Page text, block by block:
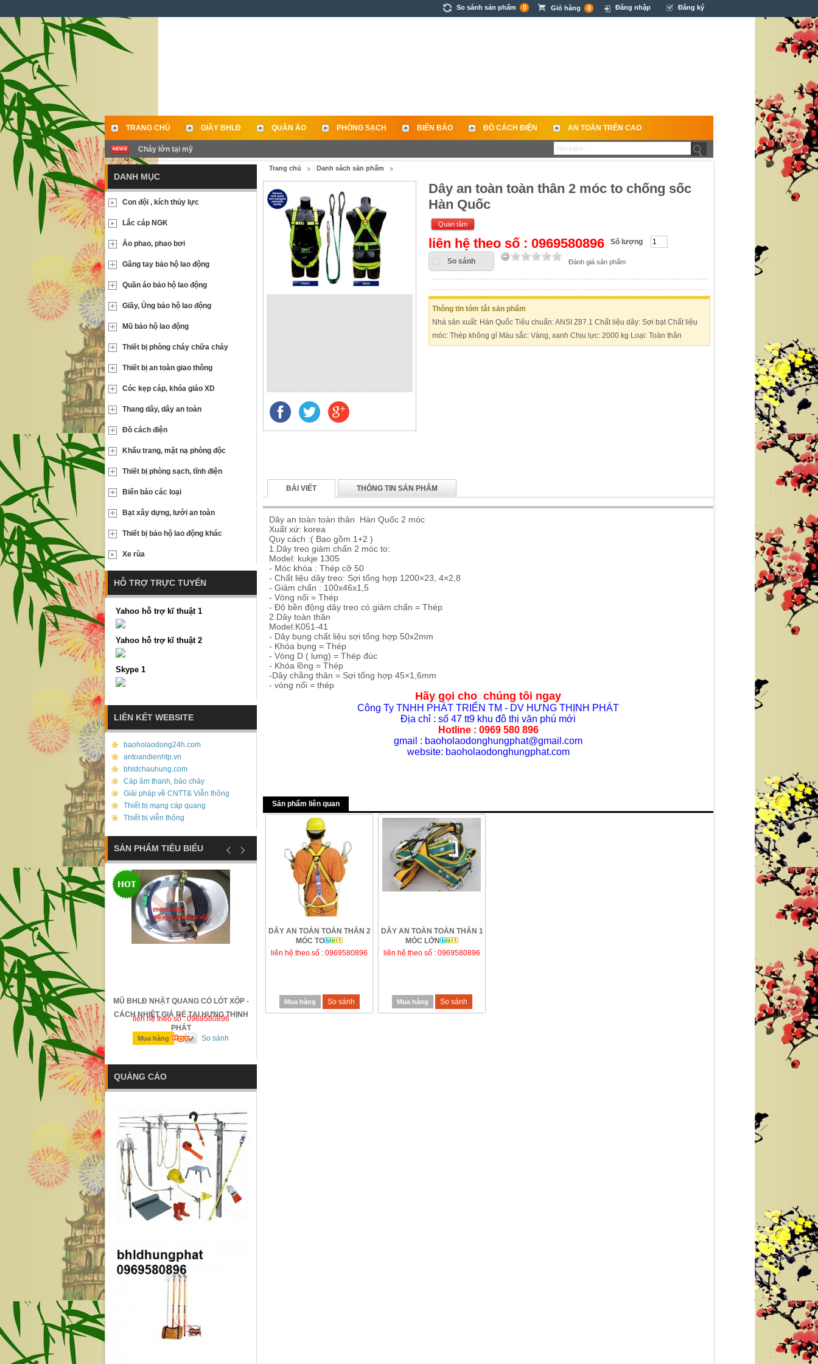
So sánh sản phẩm 0 Giỏ hàng 0 Đăng nhập Đăng ký
TRANG CHỦ GIẦY BHLĐ QUẦN ÁO PHÒNG SẠCH BIỂN BÁO ĐỒ CÁCH ĐIỆN AN TOÀN TRÊN CAO
LIÊN HỆ
Cháy lớn tại mỹ
Trang chủ Danh sách sản phẩm
Dây an toàn toàn thân 2 móc to chống sốc
Hàn Quốc
Quan tâm
liên hệ theo số : 0969580896 Số lượng
So sánh Đánh giá sản phẩm
Thông tin tóm tắt sản phẩm
Nhà sản xuất: Hàn Quốc Tiêu chuẩn: ANSI Z87.1 Chất liệu dây: Sợi bạt Chất liệu
móc: Thép không gỉ Màu sắc: Vàng, xanh Chịu lực: 2000 kg Loại: Toàn thân
BÀI VIẾT THÔNG TIN SẢN PHẨM
Dây an toàn toàn thân Hàn Quốc 2 móc
Xuất xứ: korea
Quy cách :( Bao gồm 1+2 )
1.Dây treo giảm chấn 2 móc to:
Model: kukje 1305
- Móc khóa : Thép cỡ 50
- Chất liệu dây treo: Sợi tổng hợp 1200×23, 4×2,8
- Giảm chấn : 100x46x1,5
- Vòng nối = Thép
- Độ bền động dây treo có giảm chấn = Thép
2.Dây toàn thân
Model:K051-41
- Dây bụng chất liệu sợi tổng hợp 50x2mm
- Khóa bụng = Thép
- Vòng D ( lưng) = Thép đúc
- Khóa lồng = Thép
-Dây chằng thân = Sợi tổng hợp 45×1,6mm
- vòng nối = thép
Hãy gọi cho chúng tôi ngay
Công Ty TNHH PHÁT TRIỂN TM - DV HƯNG THỊNH PHÁT
Địa chỉ : số 47 tt9 khu đô thị văn phú mới
Hotline : 0969 580 896
gmail : baoholaodonghungphat@gmail.com
website: baoholaodonghungphat.com
Sản phẩm liên quan
DÂY AN TOÀN TOÀN THÂN 2
MÓC TO
liên hệ theo số : 0969580896
Mua hàng So sánh
DÂY AN TOÀN TOÀN THÂN 1
MÓC LỚN
liên hệ theo số : 0969580896
Mua hàng So sánh
DANH MỤC
Con đội , kích thủy lực
Lắc cáp NGK
Áo phao, phao bơi
Găng tay bảo hộ lao động
Quần áo bảo hộ lao động
Giầy, Ủng bảo hộ lao động
Mũ bảo hộ lao động
Thiết bị phòng cháy chữa cháy
Thiết bị an toàn giao thông
Cóc kẹp cáp, khóa giáo XD
Thang dây, dây an toàn
Đồ cách điện
Khẩu trang, mặt nạ phòng độc
Thiết bị phòng sạch, tĩnh điện
Biển báo các loại
Bạt xây dựng, lưới an toàn
Thiết bị bảo hộ lao động khác
Xe rùa
HỖ TRỢ TRỰC TUYẾN
Yahoo hỗ trợ kĩ thuật 1
Yahoo hỗ trợ kĩ thuật 2
Skype 1
LIÊN KẾT WEBSITE
baoholaodong24h.com
antoandienhtp.vn
bhldchauhung.com
Cáp âm thanh, báo cháy
Giải pháp về CNTT& Viễn thông
Thiết bị mạng cáp quang
Thiết bị viễn thông
SẢN PHẨM TIÊU BIỂU
TRƯỢT SAFETTYMAN -
- GIÁ RẺ TẠI HƯNG THỊNH
PHÁT
theo số : 0969580896
hàng So sánh
MŨ BHLĐ NHẬT QUANG CÓ LÓT XỐP -
CÁCH NHIỆT GIÁ RẺ TẠI HƯNG THỊNH
PHÁT
liên hệ theo số : 0969580896
Mua hàng So sánh
GỜ GIẢM TỐC BẰNG THÉP ĐÚC
BIỂN BÁO CÔNG TRƯỜNG ĐANG THI
CÔNG BÁO HIỆU
GĂNG TAY CÁCH ĐIỆN 35 KV
PHÁP
liên hệ theo số : 0969580896
So sánh
QUẢNG CÁO